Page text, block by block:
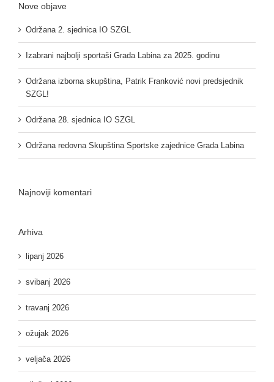
Nove objave
Održana 2. sjednica IO SZGL
Izabrani najbolji sportaši Grada Labina za 2025. godinu
Održana izborna skupština, Patrik Franković novi predsjednik
SZGL!
Održana 28. sjednica IO SZGL
Održana redovna Skupština Sportske zajednice Grada Labina
Najnoviji komentari
Arhiva
lipanj 2026
svibanj 2026
travanj 2026
ožujak 2026
veljača 2026